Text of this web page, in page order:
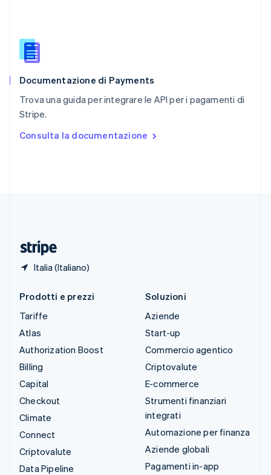
Documentazione di Payments
Trova una guida per integrare le API per i pagamenti di
Stripe.
Consulta la documentazione
Italia (Italiano)
English
Slovacchia
Slovenia
Spagna
Español
English Español简体中文
Prodotti e prezzi
Tariffe
Atlas
Authorization Boost
Billing
Capital
Checkout
Climate
Connect
Criptovalute
Data Pipeline
Soluzioni
Aziende
Start-up
Commercio agentico
Criptovalute
E-commerce
Strumenti finanziari
integrati
Automazione per finanza
Aziende globali
Pagamenti in-app